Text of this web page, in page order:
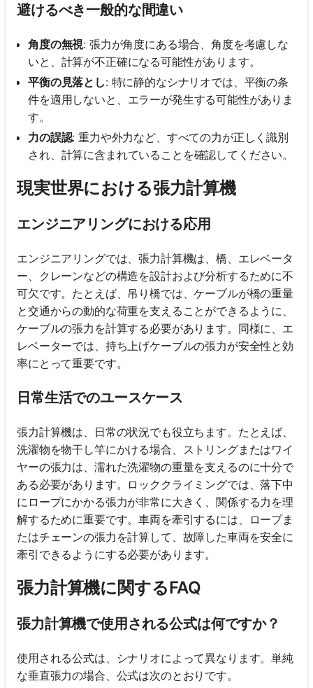
避けるべき一般的な間違い
角度の無視: 張力が角度にある場合、角度を考慮しな
いと、計算が不正確になる可能性があります。
平衡の見落とし: 特に静的なシナリオでは、平衡の条
件を適用しないと、エラーが発生する可能性がありま
す。
力の誤認: 重力や外力など、すべての力が正しく識別
され、計算に含まれていることを確認してください。
現実世界における張力計算機
エンジニアリングにおける応用
エンジニアリングでは、張力計算機は、橋、エレベータ
ー、クレーンなどの構造を設計および分析するために不
可欠です。たとえば、吊り橋では、ケーブルが橋の重量
と交通からの動的な荷重を支えることができるように、
ケーブルの張力を計算する必要があります。同様に、エ
レベーターでは、持ち上げケーブルの張力が安全性と効
率にとって重要です。
日常生活でのユースケース
張力計算機は、日常の状況でも役立ちます。たとえば、
洗濯物を物干し竿にかける場合、ストリングまたはワイ
ヤーの張力は、濡れた洗濯物の重量を支えるのに十分で
ある必要があります。ロッククライミングでは、落下中
にロープにかかる張力が非常に大きく、関係する力を理
解するために重要です。車両を牽引するには、ロープま
たはチェーンの張力を計算して、故障した車両を安全に
牽引できるようにする必要があります。
張力計算機に関するFAQ
張力計算機で使用される公式は何ですか？
使用される公式は、シナリオによって異なります。単純
な垂直張力の場合、公式は次のとおりです。